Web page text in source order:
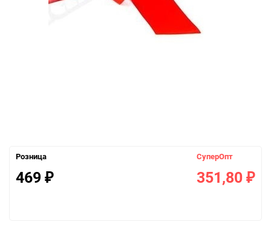
Розница
469 ₽
СуперОпт
351,80 ₽